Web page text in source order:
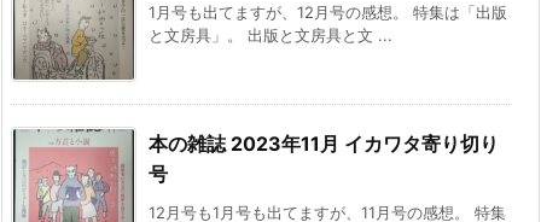
1月号も出てますが、12月号の感想。 特集は「出版
と文房具」。 出版と文房具と文 ...
本の雑誌 2023年11月 イカワタ寄り切り
号
12月号も1月号も出てますが、11月号の感想。 特集